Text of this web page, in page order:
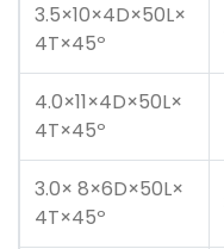
3.5×10×4D×50L×
4T×45º
4.0×11×4D×50L×
4T×45º
3.0× 8×6D×50L×
4T×45º